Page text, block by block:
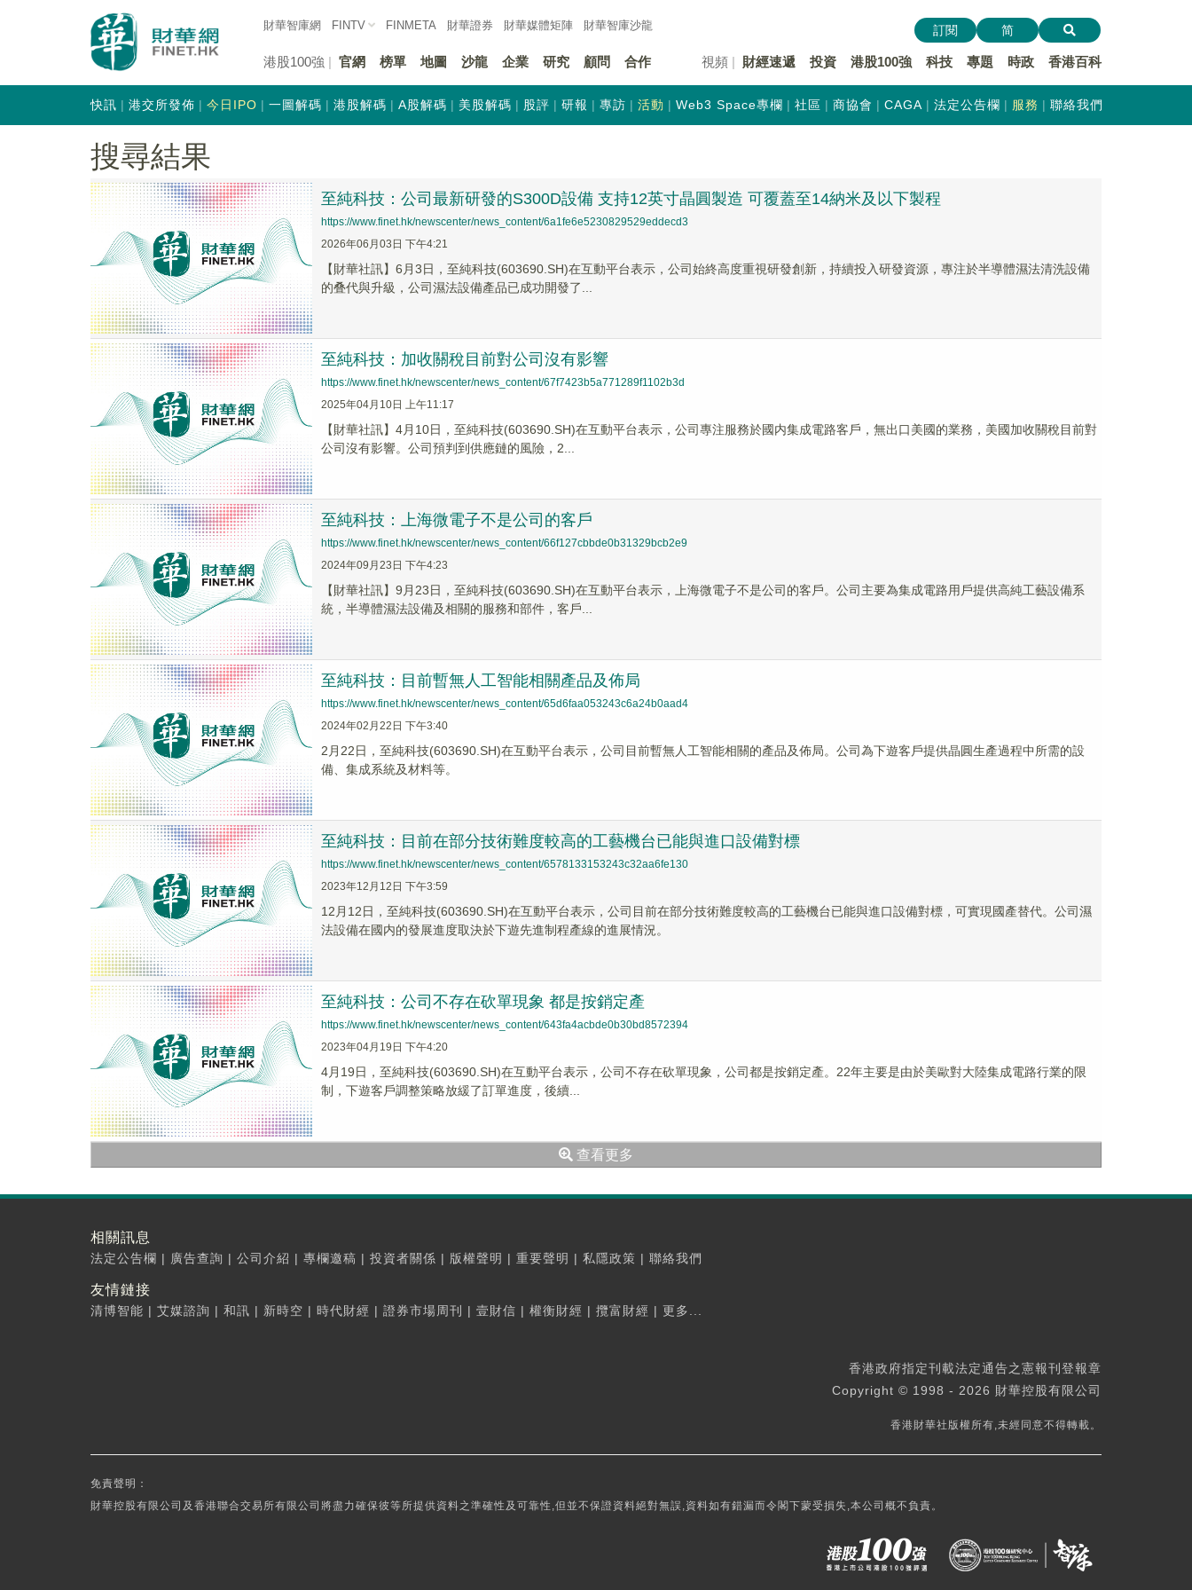
財華智庫網 FINTV FINMETA 財華證券 財華媒體矩陣 財華智庫沙龍
港股100強 官網 榜單 地圖 沙龍 企業 研究 顧問 合作 視頻 財經速遞 投資 港股100強 科技 專題 時政 香港百科
訂閱 简
快訊 港交所發佈 今日IPO 一圖解碼 港股解碼 A股解碼 美股解碼 股評 研報 專訪 活動 Web3 Space專欄 社區 商協會 CAGA 法定公告欄 服務 聯絡我們
搜尋結果
至純科技：公司最新研發的S300D設備 支持12英寸晶圓製造 可覆蓋至14納米及以下製程
https://www.finet.hk/newscenter/news_content/6a1fe6e5230829529eddecd3
2026年06月03日 下午4:21
【財華社訊】6月3日，至純科技(603690.SH)在互動平台表示，公司始終高度重視研發創新，持續投入研發資源，專注於半導體濕法清洗設備
的叠代與升級，公司濕法設備產品已成功開發了...
至純科技：加收關稅目前對公司沒有影響
https://www.finet.hk/newscenter/news_content/67f7423b5a771289f1102b3d
2025年04月10日 上午11:17
【財華社訊】4月10日，至純科技(603690.SH)在互動平台表示，公司專注服務於國内集成電路客戶，無出口美國的業務，美國加收關稅目前對
公司沒有影響。公司預判到供應鏈的風險，2...
至純科技：上海微電子不是公司的客戶
https://www.finet.hk/newscenter/news_content/66f127cbbde0b31329bcb2e9
2024年09月23日 下午4:23
【財華社訊】9月23日，至純科技(603690.SH)在互動平台表示，上海微電子不是公司的客戶。公司主要為集成電路用戶提供高純工藝設備系
統，半導體濕法設備及相關的服務和部件，客戶...
至純科技：目前暫無人工智能相關產品及佈局
https://www.finet.hk/newscenter/news_content/65d6faa053243c6a24b0aad4
2024年02月22日 下午3:40
2月22日，至純科技(603690.SH)在互動平台表示，公司目前暫無人工智能相關的產品及佈局。公司為下遊客戶提供晶圓生產過程中所需的設
備、集成系統及材料等。
至純科技：目前在部分技術難度較高的工藝機台已能與進口設備對標
https://www.finet.hk/newscenter/news_content/6578133153243c32aa6fe130
2023年12月12日 下午3:59
12月12日，至純科技(603690.SH)在互動平台表示，公司目前在部分技術難度較高的工藝機台已能與進口設備對標，可實現國產替代。公司濕
法設備在國内的發展進度取決於下遊先進制程產線的進展情況。
至純科技：公司不存在砍單現象 都是按銷定產
https://www.finet.hk/newscenter/news_content/643fa4acbde0b30bd8572394
2023年04月19日 下午4:20
4月19日，至純科技(603690.SH)在互動平台表示，公司不存在砍單現象，公司都是按銷定產。22年主要是由於美歐對大陸集成電路行業的限
制，下遊客戶調整策略放緩了訂單進度，後續...
查看更多
相關訊息
法定公告欄 | 廣告查詢 | 公司介紹 | 專欄邀稿 | 投資者關係 | 版權聲明 | 重要聲明 | 私隱政策 | 聯絡我們
友情鏈接
清博智能 | 艾媒諮詢 | 和訊 | 新時空 | 時代財經 | 證券市場周刊 | 壹財信 | 權衡財經 | 攬富財經 | 更多...
香港政府指定刊載法定通告之憲報刊登報章
Copyright © 1998 - 2026 財華控股有限公司
香港財華社版權所有,未經同意不得轉載。
免責聲明：
財華控股有限公司及香港聯合交易所有限公司將盡力確保彼等所提供資料之準確性及可靠性,但並不保證資料絕對無誤,資料如有錯漏而令閣下蒙受損失,本公司概不負責。